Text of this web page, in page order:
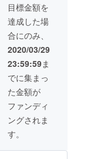
MURO
藤枝
宛
TEL：
0555-
73-
9438
合の送
り先：
〒403-
0009
山梨県
富士吉
田市富
士見1-
1-5 ふ
じよし
だ定住
促進セ
ンター
MURO
示のタ
イトル
ロゴを
描いて
くれた
カリグ
ラ
ファー
・
sarasa
に直筆
の社名
入り手
送りし
機の壊
れた
パーツ
を久米
岬が制
作した
額に入
れた
アート
作品
「織り
機へ感
謝を」
（W
目標金額を
達成した場
合にのみ、
2020/03/29
23:59:59ま
でに集まっ
た金額が
ファンディ
ングされま
す。